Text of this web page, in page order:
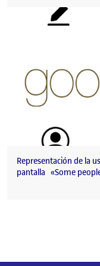
Representación de la
pantalla «Some